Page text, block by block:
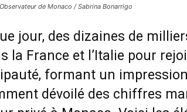
de Monaco / Sabrina Bonarrigo
jour, des dizaines de
la France et l’Italie pour
formant un
dévoilé des chiffres